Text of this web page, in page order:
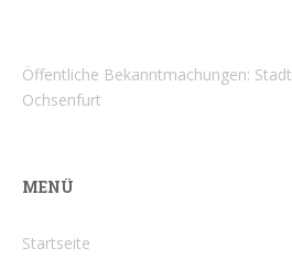
Öffentliche Bekanntmachungen: Stadt
Ochsenfurt
MENÜ
Startseite